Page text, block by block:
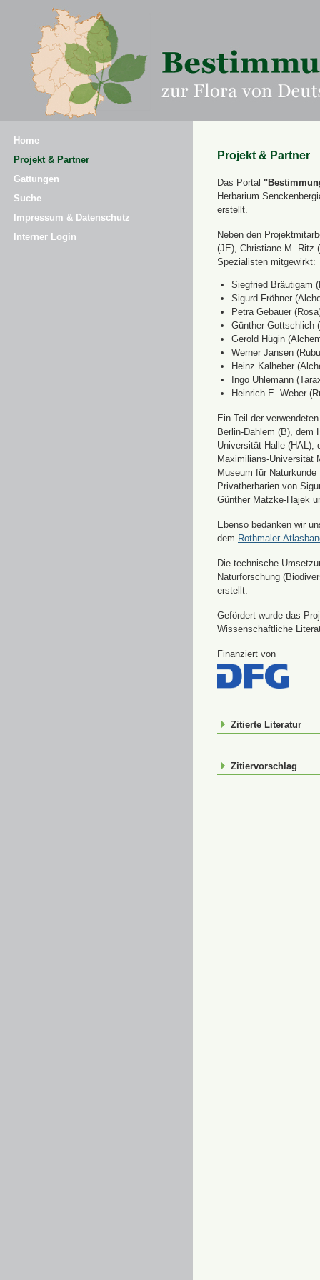
Home
Projekt & Partner
Gattungen
Suche
Impressum & Datenschutz
Interner Login
Projekt & Partner
Das Portal
Herbarium
erstellt.
Neben den
(JE), Christiane M. Ritz
Spezialisten mitgewirkt:
Siegfried Bräutigam
Sigurd Fröhner
Petra Gebauer
Günther Gottschlich
Gerold Hügin
Werner Jansen
Heinz Kalheber
Ingo Uhlemann
Heinrich E. Weber
Ein Teil der
Berlin-Dahlem (B), dem
Universität Halle (HAL),
Maximilians-Universität
Museum für
Privatherbarien von
Günther Matzke-Hajek
Ebenso bedanken wir
dem Rothmaler-
Die technische
Naturforschung
erstellt.
Gefördert wurde das
Wissenschaftliche
Finanziert von
Zitierte Literatur
Zitiervorschlag